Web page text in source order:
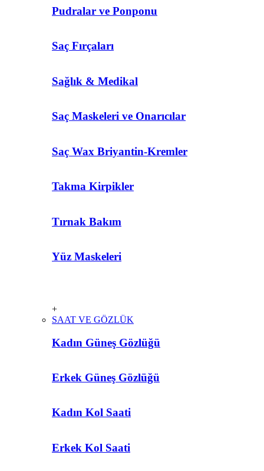
Pudralar ve Ponponu
Saç Fırçaları
Sağlık & Medikal
Saç Maskeleri ve Onarıcılar
Saç Wax Briyantin-Kremler
Takma Kirpikler
Tırnak Bakım
Yüz Maskeleri
+
SAAT VE GÖZLÜK
Kadın Güneş Gözlüğü
Erkek Güneş Gözlüğü
Kadın Kol Saati
Erkek Kol Saati